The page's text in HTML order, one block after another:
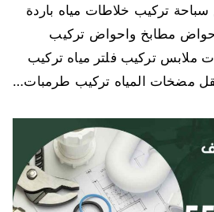
تركيب خلاطات مياه باردة
مطابخ واحواض تركيب
ملابس تركيب فلتر مياه تركيب
مضخات المياه تركيب طرمبات…